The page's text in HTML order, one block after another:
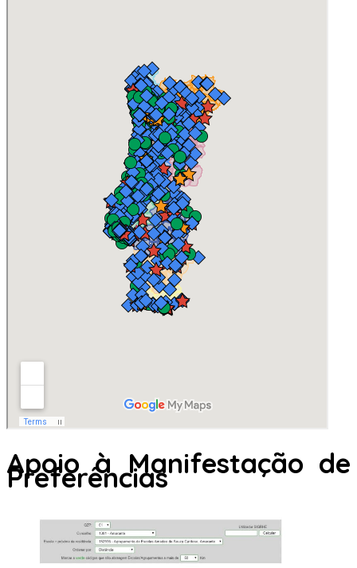
Apoio à Manifestação de
Preferências